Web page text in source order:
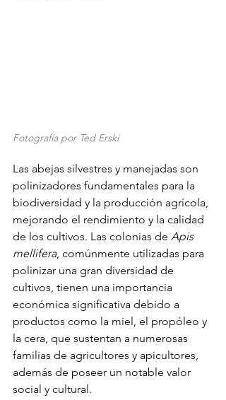
Fotografía por Ted Erski
Las abejas silvestres y manejadas son
polinizadores fundamentales para la
biodiversidad y la producción agrícola,
mejorando el rendimiento y la calidad
de los cultivos. Las colonias de Apis
mellifera, comúnmente utilizadas para
polinizar una gran diversidad de
cultivos, tienen una importancia
económica significativa debido a
productos como la miel, el propóleo y
la cera, que sustentan a numerosas
familias de agricultores y apicultores,
además de poseer un notable valor
social y cultural.